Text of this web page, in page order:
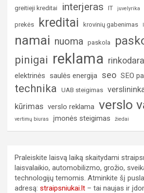
greitieji kreditai interjeras IT juvelyrika
prekės kreditai krovinių gabenimas
namai nuoma paskola
pinigai reklama rinkodara
elektrinės
saulės energija seo SEO
technika UAB steigimas
kūrimas verslo reklama verslo
vertimų biuras įmonės steigimas žiedai
Praleiskite laisvą laiką skaitydami
laisvalaikio, automobilizmo, grožio,
technologijų temomis. Atminkite šį
adresą: straipsniukai.lt – tai naujas ir